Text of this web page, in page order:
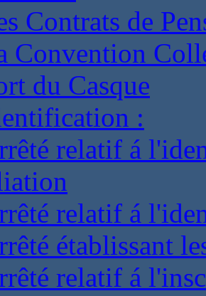
Contrats de
Convention
du Casque
:
relatif á
relatif á
établissant
relatif á